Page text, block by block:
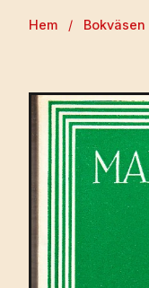
Hem / Bokväsen